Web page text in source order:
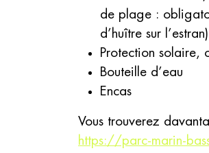
de plage :
d’huître sur l’estran)
Protection solaire,
Bouteille d’eau
Encas
Vous trouverez
https://parc-marin-